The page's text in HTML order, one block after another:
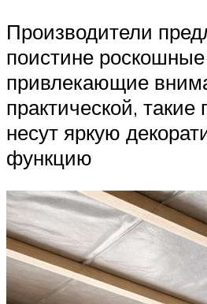
Производители
поистине
привлекающие
практической, такие
несут яркую
функцию